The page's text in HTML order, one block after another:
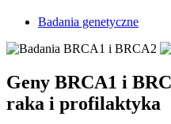
Badania genetyczne
Geny BRCA1 i
raka i profilaktyka